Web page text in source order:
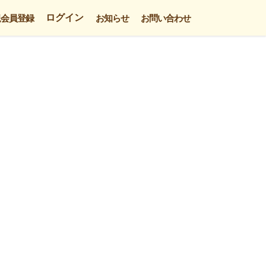
員登録 ログイン お知らせ お問い合わせ